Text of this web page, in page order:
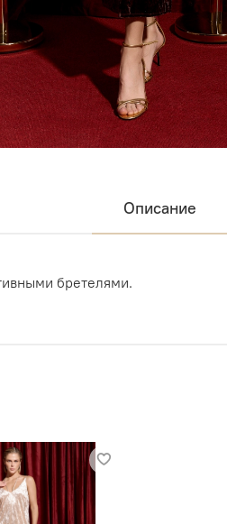
Описание
бретелями.